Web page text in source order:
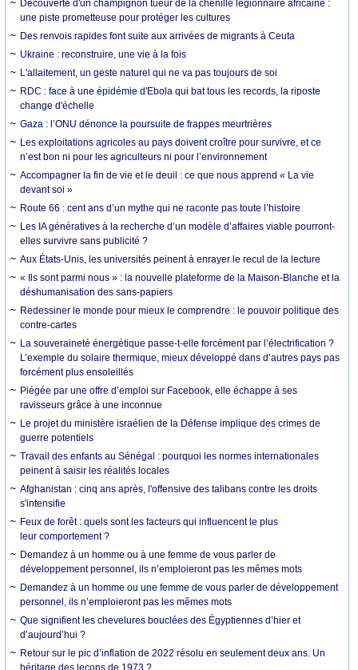
Découverte d'un champignon tueur de la chenille légionnaire africaine :
une piste prometteuse pour protéger les cultures
Des renvois rapides font suite aux arrivées de migrants à Ceuta
Ukraine : reconstruire, une vie à la fois
L'allaitement, un geste naturel qui ne va pas toujours de soi
RDC : face à une épidémie d'Ebola qui bat tous les records, la riposte
change d'échelle
Gaza : l’ONU dénonce la poursuite de frappes meurtrières
Les exploitations agricoles au pays doivent croître pour survivre, et ce
n’est bon ni pour les agriculteurs ni pour l’environnement
Accompagner la fin de vie et le deuil : ce que nous apprend « La vie
devant soi »
Route 66 : cent ans d’un mythe qui ne raconte pas toute l’histoire
Les IA génératives à la recherche d’un modèle d’affaires viable pourront-
elles survivre sans publicité ?
Aux États-Unis, les universités peinent à enrayer le recul de la lecture
« Ils sont parmi nous » : la nouvelle plateforme de la Maison-Blanche et la
déshumanisation des sans-papiers
Redessiner le monde pour mieux le comprendre : le pouvoir politique des
contre-cartes
La souveraineté énergétique passe-t-elle forcément par l’électrification ?
L’exemple du solaire thermique, mieux développé dans d’autres pays pas
forcément plus ensoleillés
Piégée par une offre d’emploi sur Facebook, elle échappe à ses
ravisseurs grâce à une inconnue
Le projet du ministère israélien de la Défense implique des crimes de
guerre potentiels
Travail des enfants au Sénégal : pourquoi les normes internationales
peinent à saisir les réalités locales
Afghanistan : cinq ans après, l'offensive des talibans contre les droits
s'intensifie
Feux de forêt : quels sont les facteurs qui influencent le plus
leur comportement ?
Demandez à un homme ou à une femme de vous parler de
développement personnel, ils n’emploieront pas les mêmes mots
Demandez à un homme ou une femme de vous parler de développement
personnel, ils n’emploieront pas les mêmes mots
Que signifient les chevelures bouclées des Égyptiennes d’hier et
d’aujourd’hui ?
Retour sur le pic d’inflation de 2022 résolu en seulement deux ans. Un
héritage des leçons de 1973 ?